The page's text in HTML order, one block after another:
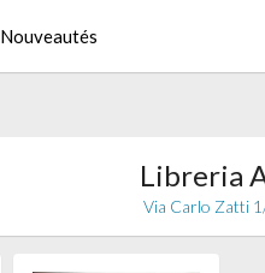
Nouveautés
Libreria
Via Carlo Zatti